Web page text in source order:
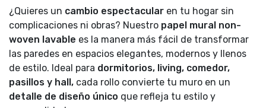
¿Quieres un cambio espectacular en tu hogar sin
complicaciones ni obras? Nuestro papel mural non-
woven lavable es la manera más fácil de transformar
las paredes en espacios elegantes, modernos y llenos
de estilo. Ideal para dormitorios, living, comedor,
pasillos y hall, cada rollo convierte tu muro en un
detalle de diseño único que refleja tu estilo y